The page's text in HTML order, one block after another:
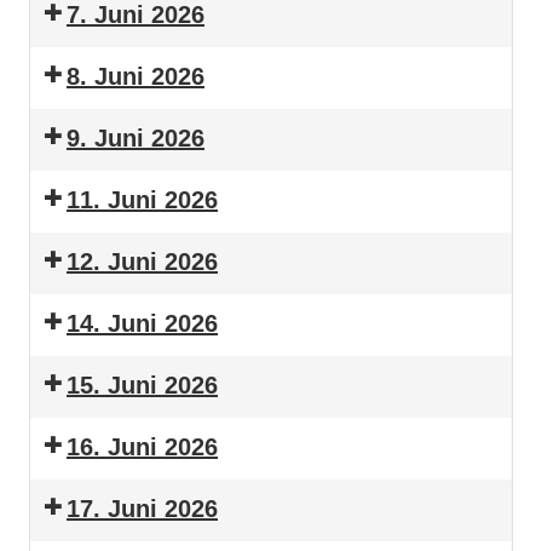
7. Juni 2026
8. Juni 2026
9. Juni 2026
11. Juni 2026
12. Juni 2026
14. Juni 2026
15. Juni 2026
16. Juni 2026
17. Juni 2026